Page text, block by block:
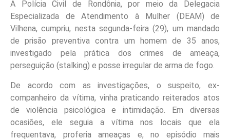
A Polícia Civil de Rondônia, por meio da Delegacia
Especializada de Atendimento à Mulher (DEAM) de
Vilhena, cumpriu, nesta segunda-feira (29), um mandado
de prisão preventiva contra um homem de 35 anos,
investigado pela prática dos crimes de ameaça,
perseguição (stalking) e posse irregular de arma de fogo.
De acordo com as investigações, o suspeito, ex-
companheiro da vítima, vinha praticando reiterados atos
de violência psicológica e intimidação. Em diversas
ocasiões, ele seguia a vítima nos locais que ela
frequentava, proferia ameaças e, no episódio mais